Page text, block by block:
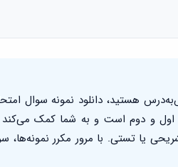
هستید، دانلود نمونه سوال
و دوم است و به شما کمک
یا تستی. با مرور مکرر نمونه‌ها،